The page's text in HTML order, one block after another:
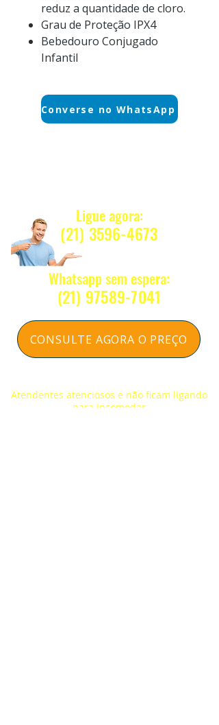
reduz a quantidade de cloro.
Grau de Proteção IPX4
Bebedouro Conjugado
Infantil
Converse no WhatsApp
Ligue agora:
(21) 3596-4673
Whatsapp sem espera:
(21) 97589-7041
CONSULTE AGORA O PREÇO
Atendentes atenciosos e não ficam ligando
para incomodar